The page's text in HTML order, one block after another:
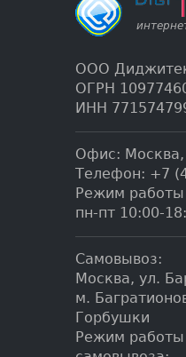
ООО
ОГРН
ИНН
Офис: Москва,
Телефон: +7
Режим
пн-пт 10:00-
Самовывоз:
Москва, ул.
м.
Горбушки
Режим работы